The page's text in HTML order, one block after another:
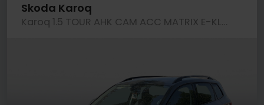
Skoda Karoq
Karoq 1.5 TOUR AHK CAM ACC MATRIX E-KLAPPE NAVI